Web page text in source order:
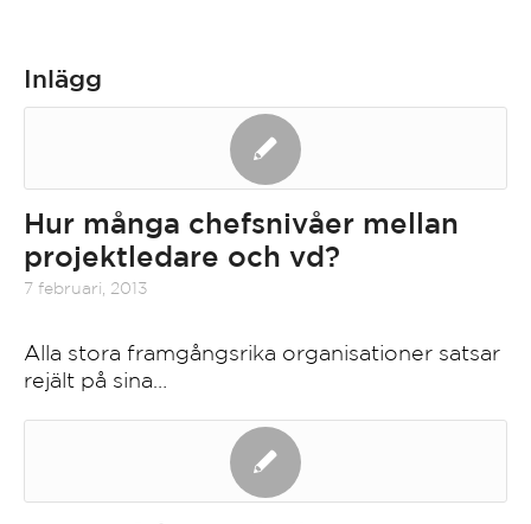
Inlägg
Hur många chefsnivåer mellan
projektledare och vd?
7 februari, 2013
Alla stora framgångsrika organisationer satsar
rejält på sina…